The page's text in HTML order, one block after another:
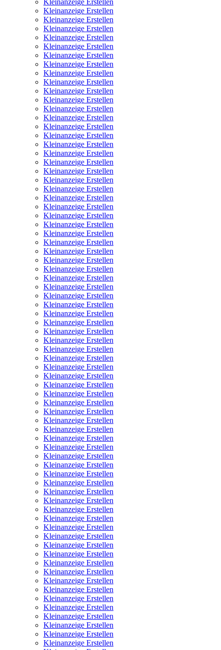
Kleinanzeige Erstellen
Kleinanzeige Erstellen
Kleinanzeige Erstellen
Kleinanzeige Erstellen
Kleinanzeige Erstellen
Kleinanzeige Erstellen
Kleinanzeige Erstellen
Kleinanzeige Erstellen
Kleinanzeige Erstellen
Kleinanzeige Erstellen
Kleinanzeige Erstellen
Kleinanzeige Erstellen
Kleinanzeige Erstellen
Kleinanzeige Erstellen
Kleinanzeige Erstellen
Kleinanzeige Erstellen
Kleinanzeige Erstellen
Kleinanzeige Erstellen
Kleinanzeige Erstellen
Kleinanzeige Erstellen
Kleinanzeige Erstellen
Kleinanzeige Erstellen
Kleinanzeige Erstellen
Kleinanzeige Erstellen
Kleinanzeige Erstellen
Kleinanzeige Erstellen
Kleinanzeige Erstellen
Kleinanzeige Erstellen
Kleinanzeige Erstellen
Kleinanzeige Erstellen
Kleinanzeige Erstellen
Kleinanzeige Erstellen
Kleinanzeige Erstellen
Kleinanzeige Erstellen
Kleinanzeige Erstellen
Kleinanzeige Erstellen
Kleinanzeige Erstellen
Kleinanzeige Erstellen
Kleinanzeige Erstellen
Kleinanzeige Erstellen
Kleinanzeige Erstellen
Kleinanzeige Erstellen
Kleinanzeige Erstellen
Kleinanzeige Erstellen
Kleinanzeige Erstellen
Kleinanzeige Erstellen
Kleinanzeige Erstellen
Kleinanzeige Erstellen
Kleinanzeige Erstellen
Kleinanzeige Erstellen
Kleinanzeige Erstellen
Kleinanzeige Erstellen
Kleinanzeige Erstellen
Kleinanzeige Erstellen
Kleinanzeige Erstellen
Kleinanzeige Erstellen
Kleinanzeige Erstellen
Kleinanzeige Erstellen
Kleinanzeige Erstellen
Kleinanzeige Erstellen
Kleinanzeige Erstellen
Kleinanzeige Erstellen
Kleinanzeige Erstellen
Kleinanzeige Erstellen
Kleinanzeige Erstellen
Kleinanzeige Erstellen
Kleinanzeige Erstellen
Kleinanzeige Erstellen
Kleinanzeige Erstellen
Kleinanzeige Erstellen
Kleinanzeige Erstellen
Kleinanzeige Erstellen